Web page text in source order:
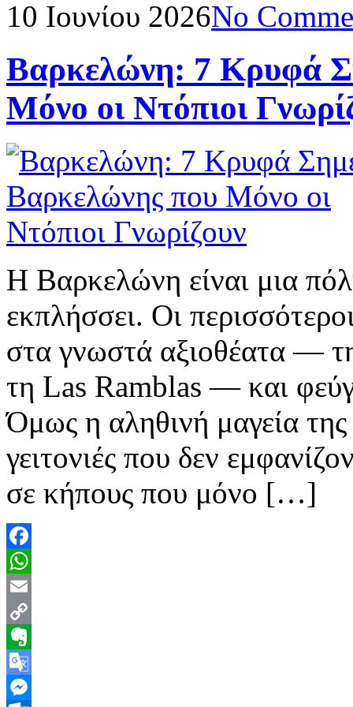
10 Ιουνίου 2026No
Βαρκελώνη: 7 Κρυφά
Μόνο οι Ντόπιοι
Η Βαρκελώνη είναι μια
εκπλήσσει. Οι
στα γνωστά αξιοθέατα —
τη Las Ramblas — και
Όμως η αληθινή μαγεία
γειτονιές που δεν
σε κήπους που μόνο […]
Facebook
WhatsApp
Email
Copy
Link
Evernote
Google